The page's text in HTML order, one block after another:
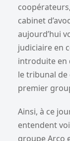
cabinet
aujourd’hui
judiciaire en
introduite en
le tribunal de
premier
Ainsi, à ce
entendent
groupe Arco